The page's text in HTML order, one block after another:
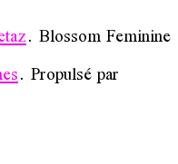
. Blossom Feminine
. Propulsé par